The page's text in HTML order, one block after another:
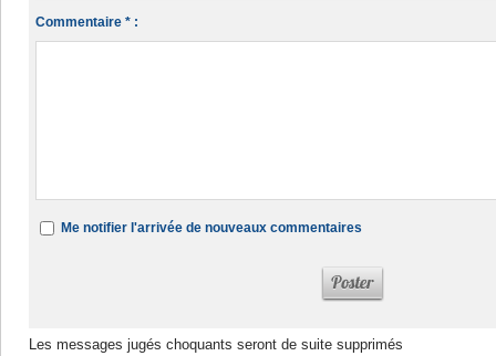
Commentaire * :
Me notifier l'arrivée de nouveaux commentaires
Les messages jugés choquants seront de suite supprimés